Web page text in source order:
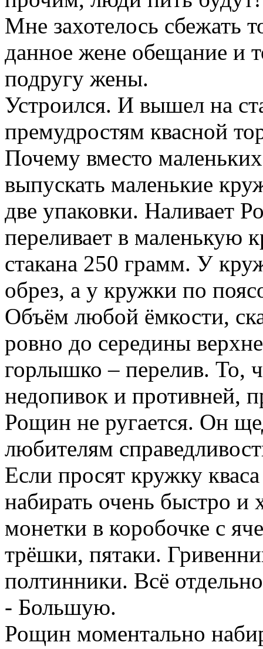
Устроился. И вышел на
премудростям квасной
Почему вместо
выпускать маленькие
две упаковки. Наливает
переливает в маленькую
стакана 250 грамм. У
обрез, а у кружки по
Объём любой ёмкости,
ровно до середины
горлышко – перелив. То,
недопивок и противней,
Рощин не ругается. Он
любителям
Если просят кружку
набирать очень быстро и
монетки в коробочке с
трёшки, пятаки.
полтинники. Всё
- Большую.
Рощин моментально
Мужик жадно пьёт,
- Как думаешь, сколько я
- Не знаю…
- 68 копеек!!!